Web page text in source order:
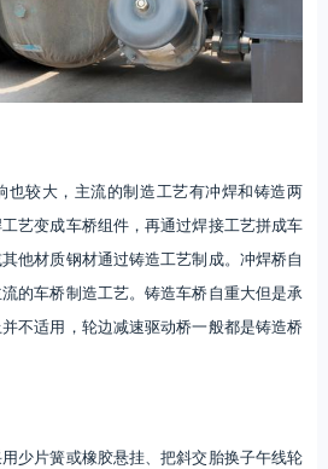
也较大，主流的制造工艺有冲焊和铸造两
艺变成车桥组件，再通过焊接工艺拼成车
他材质钢材通过铸造工艺制成。冲焊桥自
的车桥制造工艺。铸造车桥自重大但是承
不适用，轮边减速驱动桥一般都是铸造桥
少片簧或橡胶悬挂、把斜交胎换子午线轮